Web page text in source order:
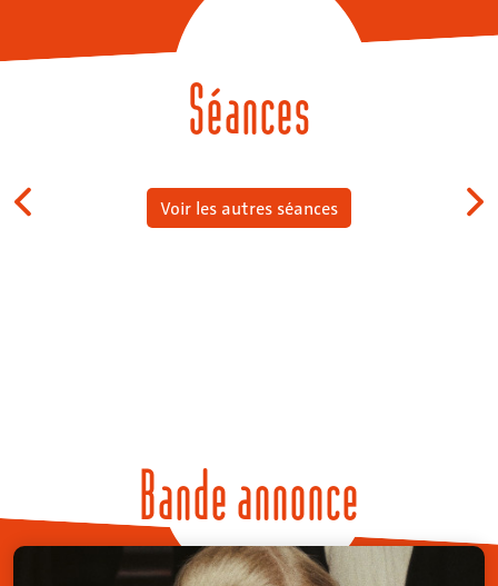
Séances
Voir les autres séances
Bande annonce